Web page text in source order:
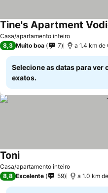
Casa/apartamento inteiro
Tine's Apartment
8,3 Muito boa 7 a 1.4 km
Selecione as datas para ver
exatos.
Casa/apartamento inteiro
Toni
8,8 Excelente 59 a 1.0 km